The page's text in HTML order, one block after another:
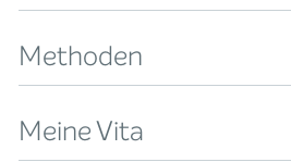
Methoden
Meine Vita